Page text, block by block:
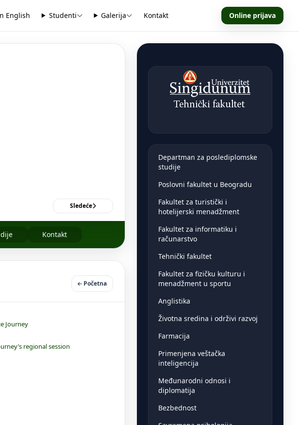
English Studenti Galerija Kontakt Online prijava
Sledeće
Kontakt
Početna
Journey
regional session
Departman za poslediplomske
studije
Poslovni fakultet u Beogradu
Fakultet za turistički i
hotelijerski menadžment
Fakultet za informatiku i
računarstvo
Tehnički fakultet
Fakultet za fizičku kulturu i
menadžment u sportu
Anglistika
Životna sredina i održivi razvoj
Farmacija
Primenjena veštačka
inteligencija
Međunarodni odnosi i
diplomatija
Bezbednost